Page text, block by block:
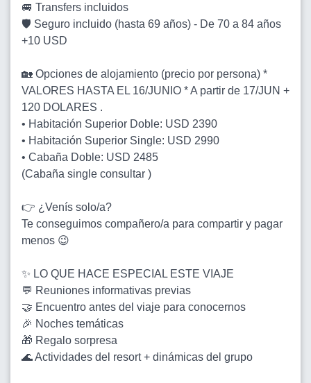
🚐 Transfers incluidos
🛡 Seguro incluido (hasta 69 años) - De 70 a 84 años
+10 USD
🏡 Opciones de alojamiento (precio por persona) *
VALORES HASTA EL 16/JUNIO * A partir de 17/JUN +
120 DOLARES .
• Habitación Superior Doble: USD 2390
• Habitación Superior Single: USD 2990
• Cabaña Doble: USD 2485
(Cabaña single consultar )
👉 ¿Venís solo/a?
Te conseguimos compañero/a para compartir y pagar
menos 😉
✨ LO QUE HACE ESPECIAL ESTE VIAJE
💬 Reuniones informativas previas
🤝 Encuentro antes del viaje para conocernos
🎉 Noches temáticas
🎁 Regalo sorpresa
🌊 Actividades del resort + dinámicas del grupo